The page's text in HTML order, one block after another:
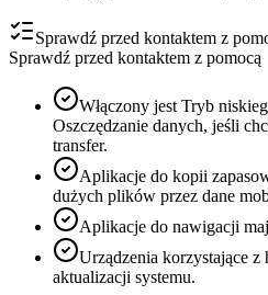
Sprawdź przed kontaktem z
Sprawdź przed kontaktem z pomocą
Włączony jest Tryb
Oszczędzanie danych, jeśli
transfer.
Aplikacje do kopii
dużych plików przez dane
Aplikacje do nawigacji
Urządzenia korzystające
aktualizacji systemu.